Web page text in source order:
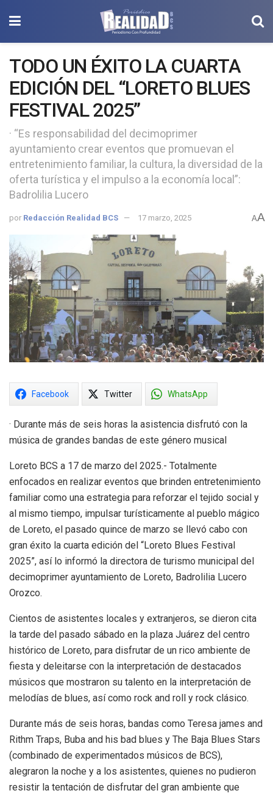
TODO UN ÉXITO LA CUARTA
EDICIÓN DEL “LORETO BLUES
FESTIVAL 2025”
· “Es responsabilidad del decimoprimer
ayuntamiento crear eventos que promuevan el
entretenimiento familiar, la cultura, la diversidad de la
oferta turística y el impulso a la economía local”:
Badrolilia Lucero
por Redacción Realidad BCS 17 marzo, 2025 AA
Facebook Twitter WhatsApp
· Durante más de seis horas la asistencia disfrutó con la
música de grandes bandas de este género musical
Loreto BCS a 17 de marzo del 2025.- Totalmente
enfocados en realizar eventos que brinden entretenimiento
familiar como una estrategia para reforzar el tejido social y
al mismo tiempo, impulsar turísticamente al pueblo mágico
de Loreto, el pasado quince de marzo se llevó cabo con
gran éxito la cuarta edición del “Loreto Blues Festival
2025”, así lo informó la directora de turismo municipal del
decimoprimer ayuntamiento de Loreto, Badrolilia Lucero
Orozco.
Cientos de asistentes locales y extranjeros, se dieron cita
la tarde del pasado sábado en la plaza Juárez del centro
histórico de Loreto, para disfrutar de un rico ambiente de
fiesta y deleitarse con la interpretación de destacados
músicos que mostraron su talento en la interpretación de
melodías de blues, así como rock and roll y rock clásico.
Durante más de seis horas, bandas como Teresa james and
Rithm Traps, Buba and his bad blues y The Baja Blues Stars
(combinado de experimentados músicos de BCS),
alegraron la noche y a los asistentes, quienes no pudieron
resistir la tentación de disfrutar del gran ambiente que